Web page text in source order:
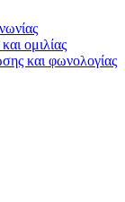
ομιλίας
και φωνολογίας